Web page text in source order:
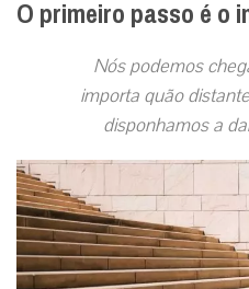
O primeiro passo é o
Nós podemos
importa quão
disponhamos a